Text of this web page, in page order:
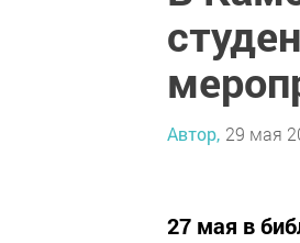
Автор, 29 мая
27 мая в